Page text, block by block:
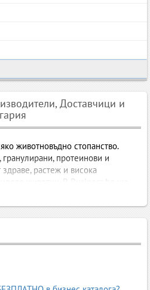
Доставчици и
животновъдно стопанство.
протеинови и
растеж и висока
животни. В Business.bg ще
и доставчици на фуражи в
градове и категории, за да
за вашето стопанство.
доставчици и цени по
в България
животновъдно производство. От
продуктивността и дори